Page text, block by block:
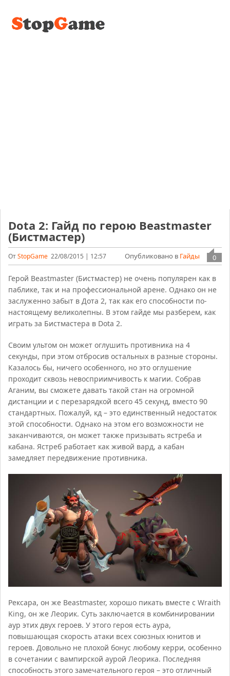
Dota 2: Гайд по герою Beastmaster
(Бистмастер)
ОтStopGame 22/08/2015 | 12:57 0
Опубликовано в Гайды
Герой Beastmaster (Бистмастер) не очень популярен как в
паблике, так и на профессиональной арене. Однако он не
заслуженно забыт в Дота 2, так как его способности по-
настоящему великолепны. В этом гайде мы разберем, как
играть за Бистмастера в Dota 2.
Своим ультом он может оглушить противника на 4
секунды, при этом отбросив остальных в разные стороны.
Казалось бы, ничего особенного, но это оглушение
проходит сквозь невосприимчивость к магии. Собрав
Аганим, вы сможете давать такой стан на огромной
дистанции и с перезарядкой всего 45 секунд, вместо 90
стандартных. Пожалуй, кд – это единственный недостаток
этой способности. Однако на этом его возможности не
заканчиваются, он может также призывать ястреба и
кабана. Ястреб работает как живой вард, а кабан
замедляет передвижение противника.
Рексара, он же Beastmaster, хорошо пикать вместе с Wraith
King, он же Леорик. Суть заключается в комбинировании
аур этих двух героев. У этого героя есть аура,
повышающая скорость атаки всех союзных юнитов и
героев. Довольно не плохой бонус любому керри, особенно
в сочетании с вампирской аурой Леорика. Последняя
способность этого замечательного героя – это отличный